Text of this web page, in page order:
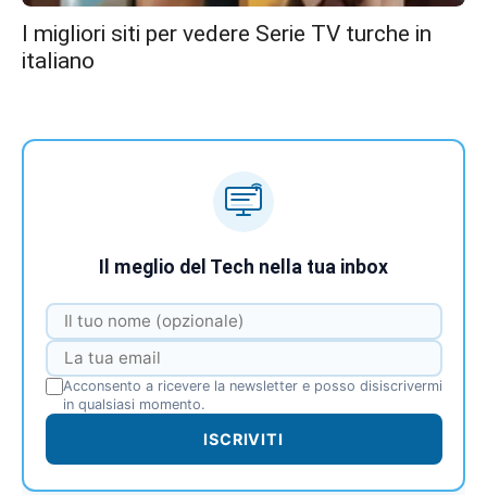
I migliori siti per vedere Serie TV turche in
italiano
Il meglio del Tech nella tua inbox
Acconsento a ricevere la newsletter e posso disiscrivermi
in qualsiasi momento.
ISCRIVITI